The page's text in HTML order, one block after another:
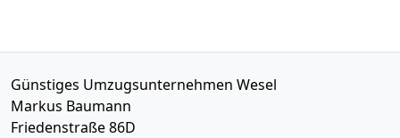
Günstiges Umzugsunternehmen Wesel
Markus Baumann
Friedenstraße 86D